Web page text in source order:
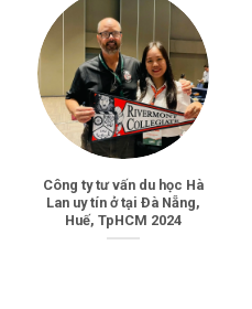
Công ty tư vấn du học Hà
Lan uy tín ở tại Đà Nẵng,
Huế, TpHCM 2024